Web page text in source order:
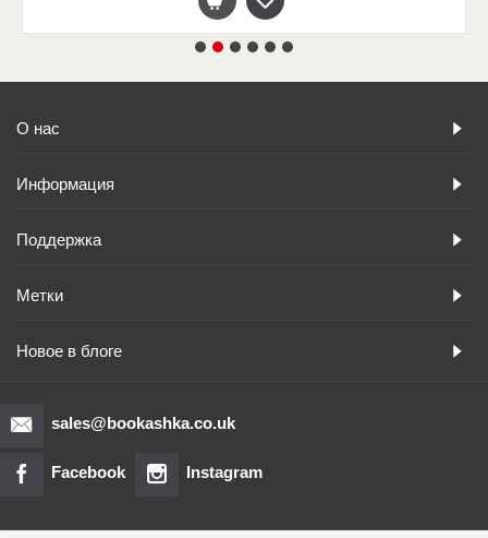
О нас
Информация
Поддержка
Метки
Новое в блоге
sales@bookashka.co.uk
Facebook Instagram